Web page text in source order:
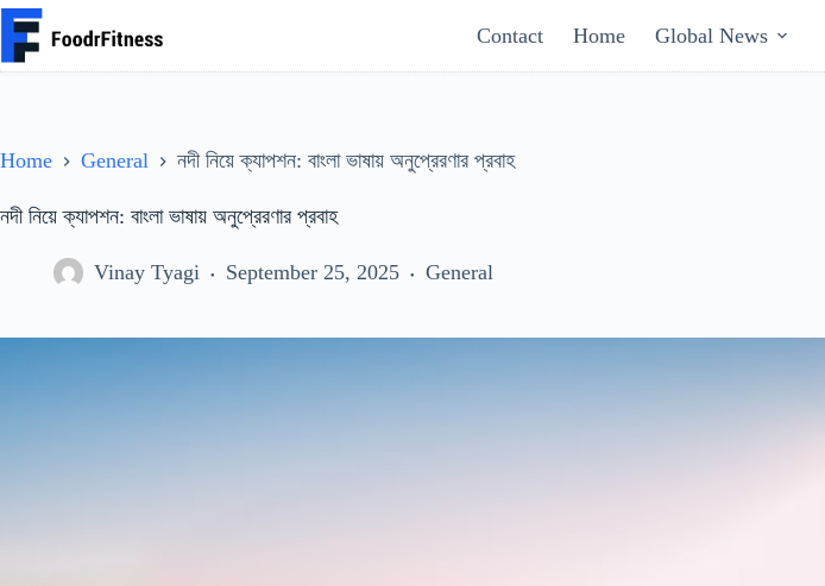
Skip
to
content
Contact Home Global News
Home General নদী নিয়ে ক্যাপশন: বাংলা ভাষায় অনুপ্রেরণার প্রবাহ
নদী নিয়ে ক্যাপশন: বাংলা ভাষায় অনুপ্রেরণার প্রবাহ
Vinay Tyagi September 25, 2025 General